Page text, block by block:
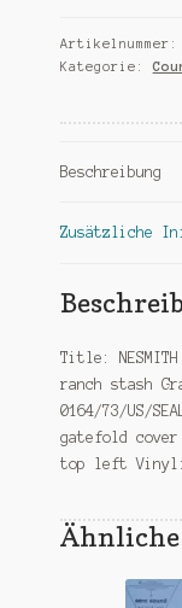
your
standard
stash-
Menge
Artikelnummer:
Kategorie:
Beschreibung
Zusätzliche
Title:
ranch stash
0164/73/US/
gatefold cover
top left Vinyl: